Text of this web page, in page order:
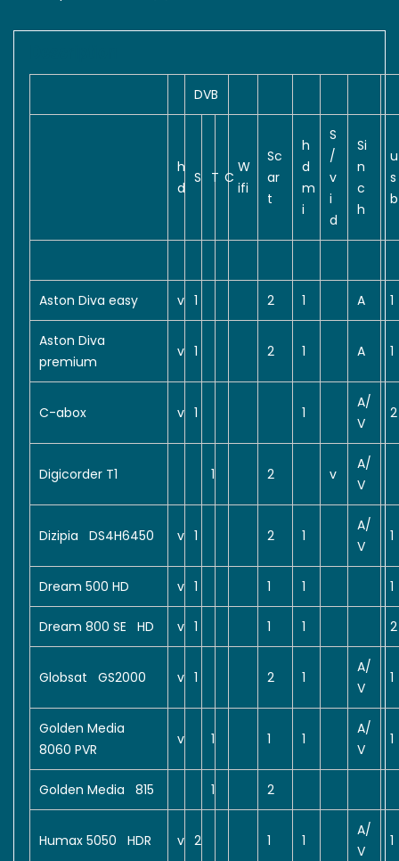
DVB
h
d
S T C
W
ifi
Sc
ar
t
h
d
m
i
S
/
v
i
d
Si
n
c
h
u
s
b
Aston Diva easy v 1 2 1 A 1
Aston Diva
premium
v 1 2 1 A 1
C-abox v 1 1
A/
V
2
Digicorder T1 1 2 v
A/
V
Dizipia DS4H6450 v 1 2 1
A/
V
1
Dream 500 HD v 1 1 1 1
Dream 800 SE HD v 1 1 1 2
Globsat GS2000 v 1 2 1
A/
V
1
Golden Media
8060 PVR
v 1 1 1
A/
V
1
Golden Media 815 1 2
Humax 5050 HDR v 2 1 1
A/
V
1